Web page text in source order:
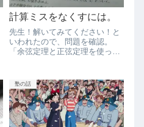
計算ミスをなくすには。
先生！解いてみてください！と
いわれたので、問題を確認。
「余弦定理と正弦定理を使って
い！」と引いてくれない。何か
落とし穴でもあるのかな？と思
いつつ、仕方なく解いてみる。
解いている途中に2...
塾の話